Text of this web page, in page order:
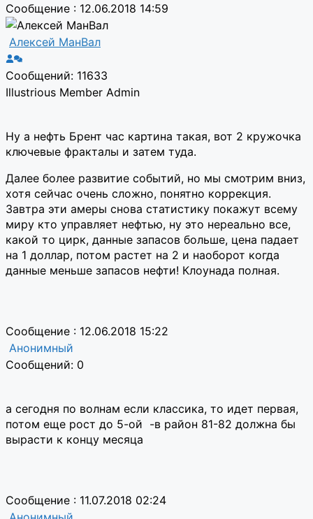
Сообщение : 12.06.2018 14:59
Алексей МанВал
Сообщений: 11633
Illustrious Member Admin
Ну а нефть Брент час картина такая, вот 2 кружочка
ключевые фракталы и затем туда.
Далее более развитие событий, но мы смотрим вниз,
хотя сейчас очень сложно, понятно коррекция.
Завтра эти амеры снова статистику покажут всему
миру кто управляет нефтью, ну это нереально все,
какой то цирк, данные запасов больше, цена падает
на 1 доллар, потом растет на 2 и наоборот когда
данные меньше запасов нефти! Клоунада полная.
Сообщение : 12.06.2018 15:22
Анонимный
Сообщений: 0
а сегодня по волнам если классика, то идет первая,
потом еще рост до 5-ой -в район 81-82 должна бы
вырасти к концу месяца
Сообщение : 11.07.2018 02:24